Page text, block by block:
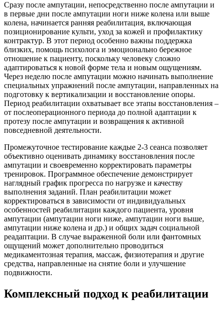
Сразу после ампутации, непосредственно после ампутации и
в первые дни после ампутации ноги ниже колена или выше
колена, начинается ранняя реабилитация, включающая
позиционирование культи, уход за кожей и профилактику
контрактур. В этот период особенно важны поддержка
близких, помощь психолога и эмоционально бережное
отношение к пациенту, поскольку человеку сложно
адаптироваться к новой форме тела и новым ощущениям.
Через неделю после ампутации можно начинать выполнение
специальных упражнений после ампутации, направленных на
подготовку к вертикализации и восстановление опоры.
Период реабилитации охватывает все этапы восстановления –
от послеоперационного периода до полной адаптации к
протезу после ампутации и возвращения к активной
повседневной деятельности.
Промежуточное тестирование каждые 2-3 сеанса позволяет
объективно оценивать динамику восстановления после
ампутации и своевременно корректировать параметры
тренировок. Программное обеспечение демонстрирует
наглядный график прогресса по нагрузке и качеству
выполнения заданий. План реабилитации может
корректироваться в зависимости от индивидуальных
особенностей реабилитации каждого пациента, уровня
ампутации (ампутации ноги ниже, ампутации ноги выше,
ампутации ниже колена и др.) и общих задач социальной
реадаптации. В случае выраженной боли или фантомных
ощущений может дополнительно проводиться
медикаментозная терапия, массаж, физиотерапия и другие
средства, направленные на снятие боли и улучшение
подвижности.
Комплексный подход к реабилитации